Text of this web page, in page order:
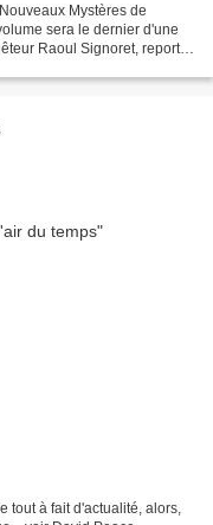
Mystères de
sera le dernier d'une
Raoul Signoret, reporter
tout à fait d'actualité, alors,